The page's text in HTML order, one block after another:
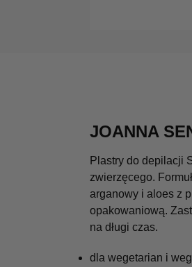
JOANNA
Plastry do depilacji
zwierzęcego.
arganowy i aloes z
opakowaniową.
na długi czas.
dla wegetarian i